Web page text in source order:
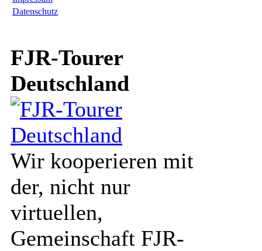
Datenschutz
FJR-Tourer
Deutschland
Wir kooperieren mit
der, nicht nur
virtuellen,
Gemeinschaft FJR-